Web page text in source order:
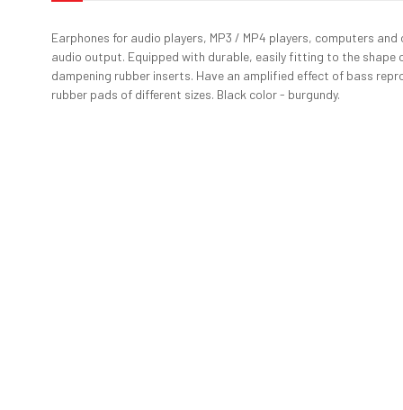
Earphones for audio players, MP3 / MP4 players, computers
audio output. Equipped with durable, easily fitting to the shape
dampening rubber inserts. Have an amplified effect of bass
rubber pads of different sizes. Black color - burgundy.